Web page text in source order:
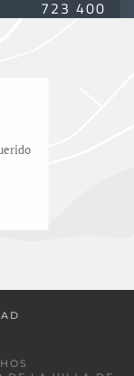
723 400